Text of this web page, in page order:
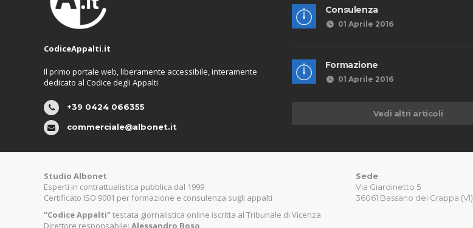
CodiceAppalti.it
Il primo portale web, liberamente accessibile, interamente
dedicato al Codice degli Appalti
+39 0424 066355
commerciale@albonet.it
Consulenza
01 Aprile 2016
Formazione
01 Aprile 2016
Vedi altri articoli
Studio Albonet
Esperti in contrattualistica pubblica dal 1999
Certificato ISO 9001 per formazione e consulenza sugli appalti
"Codice Appalti"testata giornalistica online iscritta al Tribunale di Vicenza
Direttore responsabile: Alessandro Boso
Sede
Via Giardinetto 5
36061 Bassano del Grappa (VI)